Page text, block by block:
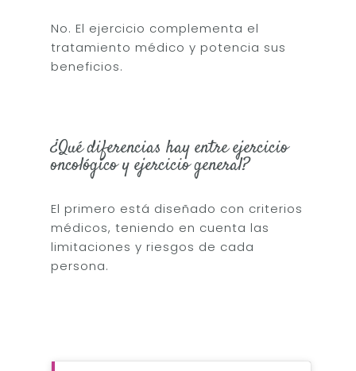
No. El ejercicio complementa el
tratamiento médico y potencia sus
beneficios.
¿Qué diferencias hay entre ejercicio
oncológico y ejercicio general?
El primero está diseñado con criterios
médicos, teniendo en cuenta las
limitaciones y riesgos de cada
persona.